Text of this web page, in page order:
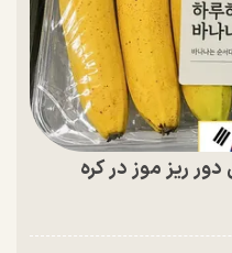
ریز موز در کره